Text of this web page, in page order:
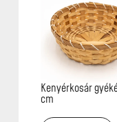
Kenyérkosár
cm